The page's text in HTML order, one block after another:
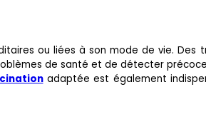
ou liées à son mode de vie.
de santé et de détecter
adaptée est également